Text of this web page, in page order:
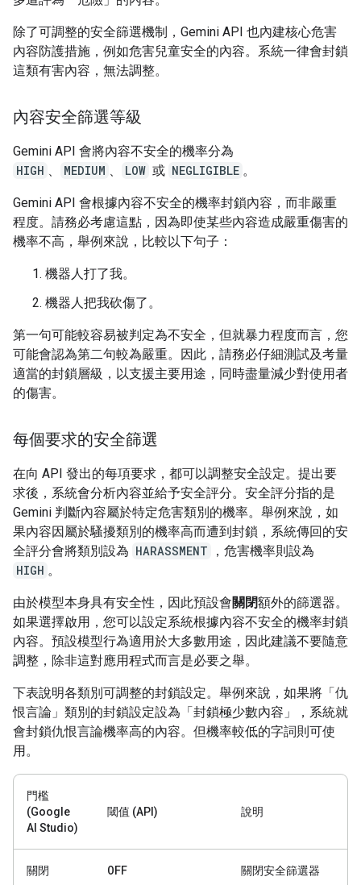
除了可調整的安全篩選機制，Gemini API 也內建核心危害
內容防護措施，例如危害兒童安全的內容。系統一律會封鎖
這類有害內容，無法調整。
內容安全篩選等級
Gemini API 會將內容不安全的機率分為
HIGH 、 MEDIUM 、 LOW 或 NEGLIGIBLE 。
Gemini API 會根據內容不安全的機率封鎖內容，而非嚴重
程度。請務必考慮這點，因為即使某些內容造成嚴重傷害的
機率不高，舉例來說，比較以下句子：
機器人打了我。
機器人把我砍傷了。
第一句可能較容易被判定為不安全，但就暴力程度而言，您
可能會認為第二句較為嚴重。因此，請務必仔細測試及考量
適當的封鎖層級，以支援主要用途，同時盡量減少對使用者
的傷害。
每個要求的安全篩選
在向 API 發出的每項要求，都可以調整安全設定。提出要
求後，系統會分析內容並給予安全評分。安全評分指的是
Gemini 判斷內容屬於特定危害類別的機率。舉例來說，如
果內容因屬於騷擾類別的機率高而遭到封鎖，系統傳回的安
全評分會將類別設為 HARASSMENT
，危害機率則設為
HIGH 。
由於模型本身具有安全性，因此預設會關閉額外的篩選器。
如果選擇啟用，您可以設定系統根據內容不安全的機率封鎖
內容。預設模型行為適用於大多數用途，因此建議不要隨意
調整，除非這對應用程式而言是必要之舉。
下表說明各類別可調整的封鎖設定。舉例來說，如果將「仇
恨言論」 類別的封鎖設定設為「封鎖極少數內容」
，系統就
會封鎖仇恨言論機率高的內容。但機率較低的字詞則可使
用。
門檻
(Google
AI Studio)
閾值 (API) 說明
關閉 OFF 關閉安全篩選器